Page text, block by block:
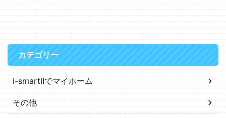
カテゴリー
i-smartⅡでマイホーム
その他